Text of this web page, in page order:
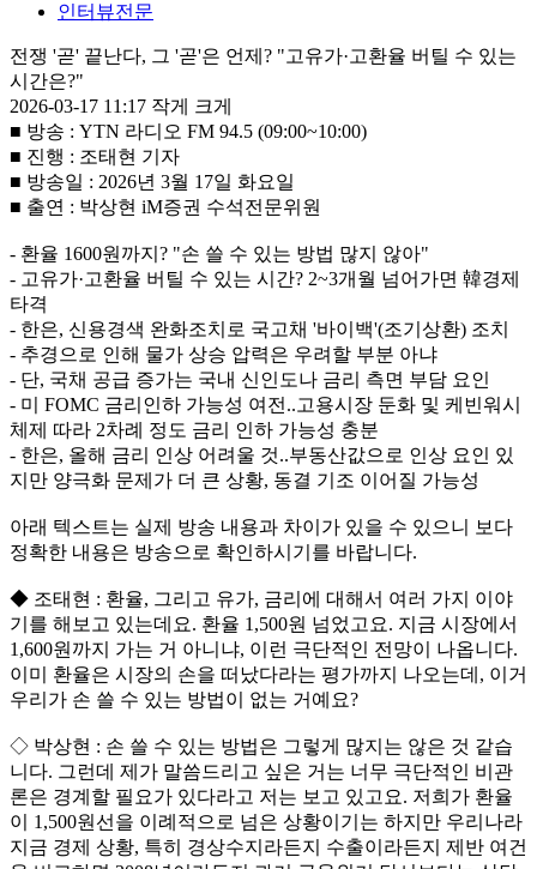
인터뷰전문
전쟁 '곧' 끝난다, 그 '곧'은 언제? "고유가·고환율 버틸 수 있는
시간은?"
2026-03-17 11:17 작게
크게
■ 방송 : YTN 라디오 FM 94.5 (09:00~10:00)
■ 진행 : 조태현 기자
■ 방송일 : 2026년 3월 17일 화요일
■ 출연 : 박상현 iM증권 수석전문위원
- 환율 1600원까지? "손 쓸 수 있는 방법 많지 않아"
- 고유가·고환율 버틸 수 있는 시간? 2~3개월 넘어가면 韓경제
타격
- 한은, 신용경색 완화조치로 국고채 '바이백'(조기상환) 조치
- 추경으로 인해 물가 상승 압력은 우려할 부분 아냐
- 단, 국채 공급 증가는 국내 신인도나 금리 측면 부담 요인
- 미 FOMC 금리인하 가능성 여전..고용시장 둔화 및 케빈워시
체제 따라 2차례 정도 금리 인하 가능성 충분
- 한은, 올해 금리 인상 어려울 것..부동산값으로 인상 요인 있
지만 양극화 문제가 더 큰 상황, 동결 기조 이어질 가능성
아래 텍스트는 실제 방송 내용과 차이가 있을 수 있으니 보다
정확한 내용은 방송으로 확인하시기를 바랍니다.
◆ 조태현 : 환율, 그리고 유가, 금리에 대해서 여러 가지 이야
기를 해보고 있는데요. 환율 1,500원 넘었고요. 지금 시장에서
1,600원까지 가는 거 아니냐, 이런 극단적인 전망이 나옵니다.
이미 환율은 시장의 손을 떠났다라는 평가까지 나오는데, 이거
우리가 손 쓸 수 있는 방법이 없는 거예요?
◇ 박상현 : 손 쓸 수 있는 방법은 그렇게 많지는 않은 것 같습
니다. 그런데 제가 말씀드리고 싶은 거는 너무 극단적인 비관
론은 경계할 필요가 있다라고 저는 보고 있고요. 저희가 환율
이 1,500원선을 이례적으로 넘은 상황이기는 하지만 우리나라
지금 경제 상황, 특히 경상수지라든지 수출이라든지 제반 여건